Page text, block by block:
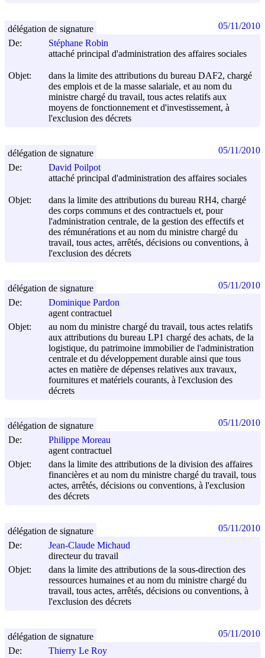
De:
Stéphane Robin
attaché principal d'administration des affaires sociales
Objet:
dans la limite des attributions du bureau DAF2, chargé
des emplois et de la masse salariale, et au nom du
ministre chargé du travail, tous actes relatifs aux
moyens de fonctionnement et d'investissement, à
l'exclusion des décrets
délégation de signature 05/11/2010
De:
David Poilpot
attaché principal d'administration des affaires sociales
Objet:
dans la limite des attributions du bureau RH4, chargé
des corps communs et des contractuels et, pour
l'administration centrale, de la gestion des effectifs et
des rémunérations et au nom du ministre chargé du
travail, tous actes, arrêtés, décisions ou conventions, à
l'exclusion des décrets
délégation de signature 05/11/2010
De:
Dominique Pardon
agent contractuel
Objet:
au nom du ministre chargé du travail, tous actes relatifs
aux attributions du bureau LP1 chargé des achats, de la
logistique, du patrimoine immobilier de l'administration
centrale et du développement durable ainsi que tous
actes en matière de dépenses relatives aux travaux,
fournitures et matériels courants, à l'exclusion des
décrets
délégation de signature 05/11/2010
De:
Philippe Moreau
agent contractuel
Objet:
dans la limite des attributions de la division des affaires
financières et au nom du ministre chargé du travail, tous
actes, arrêtés, décisions ou conventions, à l'exclusion
des décrets
délégation de signature 05/11/2010
De:
Jean-Claude Michaud
directeur du travail
Objet:
dans la limite des attributions de la sous-direction des
ressources humaines et au nom du ministre chargé du
travail, tous actes, arrêtés, décisions ou conventions, à
l'exclusion des décrets
délégation de signature 05/11/2010
De:
Thierry Le Roy
délégation de signature 05/11/2010